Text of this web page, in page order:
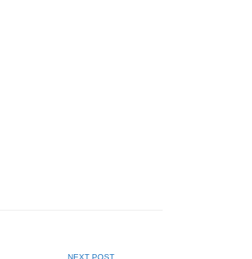
NEXT POST